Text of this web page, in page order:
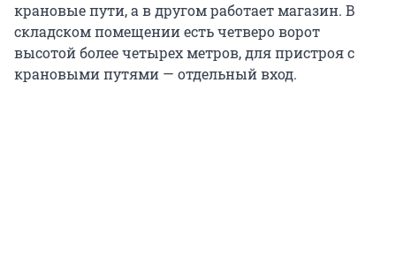
крановые пути, а в другом работает магазин. В
складском помещении есть четверо ворот
высотой более четырех метров, для пристроя с
крановыми путями — отдельный вход.